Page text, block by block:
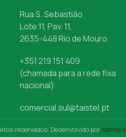
Rua S. Sebastião
Lote 11, Pav. 11,
2635-448 Rio de Mouro
+351 219 151 409
(chamada para a rede fixa
nacional)
comercial.sul@taistel.pt
reservados. Desenvolvido por Samsys